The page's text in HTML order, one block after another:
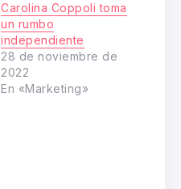
Carolina Coppoli toma
un rumbo
independiente
28 de noviembre de
2022
En «Marketing»